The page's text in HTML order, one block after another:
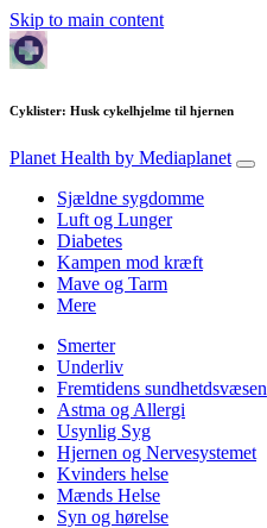
Skip to main content
Cyklister: Husk cykelhjelme til hjernen
Planet Health by Mediaplanet
Sjældne sygdomme
Luft og Lunger
Diabetes
Kampen mod kræft
Mave og Tarm
Mere
Smerter
Underliv
Fremtidens sundhetdsvæsen
Astma og Allergi
Usynlig Syg
Hjernen og Nervesystemet
Kvinders helse
Mænds Helse
Syn og hørelse